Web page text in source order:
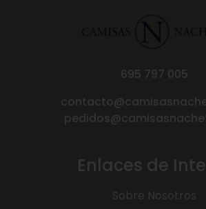
695 797 005
Enlaces de
Sobre Nosotros